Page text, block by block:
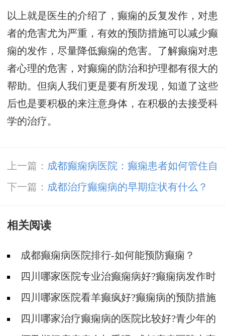
以上就是医生的介绍了，癫痫的反复发作，对患
者的危害尤为严重，有效的预防措施可以减少癫
痫的发作，尽量降低癫痫的危害。了解癫痫对患
者心理的危害，对癫痫的防治和护理都有很大的
帮助。但病人我们更是要有所发现，知道了这些
后也是要积极的来注意身体，在积极的去接受科
学的治疗。
上一篇： 成都癫痫病医院：癫痫患者如何管住自
己的嘴
下一篇： 成都治疗癫痫病的早期症状有什么？
相关阅读
成都癫痫病医院排行-如何能预防癫痫？
四川哪家医院专业治癫痫病好?癫痫病发作时
要注意什么?
四川哪家医院看羊癫疯好?癫痫病的预防措施
有哪些?
四川哪家治疗癫痫病的医院比较好?青少年的